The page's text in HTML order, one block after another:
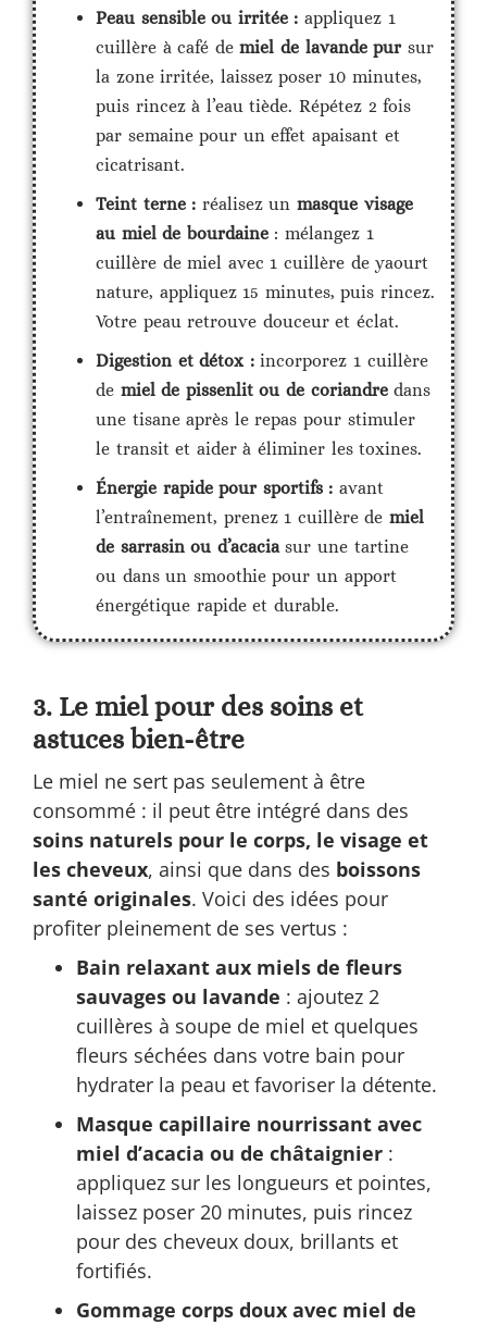
Peau sensible ou irritée : appliquez 1
cuillère à café demiel de lavande pursur
la zone irritée, laissez poser 10 minutes,
puis rincez à l’eau tiède. Répétez 2 fois
par semaine pour un effet apaisant et
cicatrisant.
Teint terne : réalisez unmasque visage
au miel de bourdaine: mélangez 1
cuillère de miel avec 1 cuillère de yaourt
nature, appliquez 15 minutes, puis rincez.
Votre peau retrouve douceur et éclat.
Digestion et détox :incorporez 1 cuillère
de miel de pissenlit ou de coriandredans
une tisane après le repas pour stimuler
le transit et aider à éliminer les toxines.
Énergie rapide pour sportifs : avant
l’entraînement, prenez 1 cuillère demiel
de sarrasin ou d’acaciasur une tartine
ou dans un smoothie pour un apport
énergétique rapide et durable.
3. Le miel pour des soins et
astuces bien-être
Le miel ne sert pas seulement à être
consommé : il peut être intégré dans des
soins naturels pour le corps, le visage et
les cheveux, ainsi que dans des boissons
santé originales. Voici des idées pour
profiter pleinement de ses vertus :
Bain relaxant aux miels de fleurs
sauvages ou lavande : ajoutez 2
cuillères à soupe de miel et quelques
fleurs séchées dans votre bain pour
hydrater la peau et favoriser la détente.
Masque capillaire nourrissant avec
miel d’acacia ou de châtaignier :
appliquez sur les longueurs et pointes,
laissez poser 20 minutes, puis rincez
pour des cheveux doux, brillants et
fortifiés.
Gommage corps doux avec miel de